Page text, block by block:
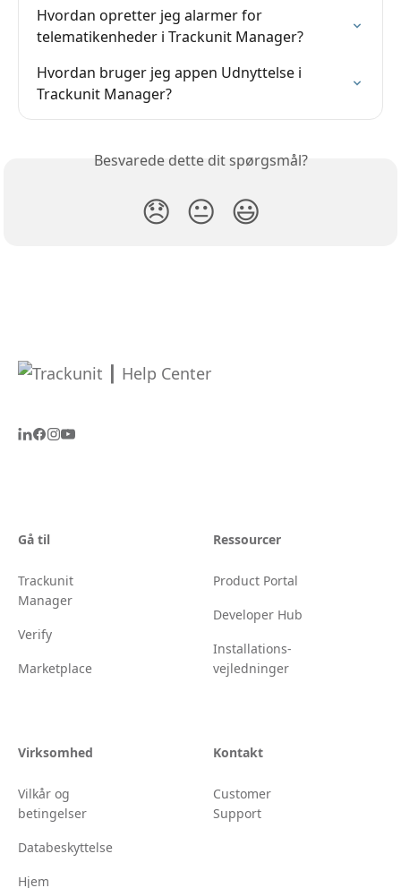
Hvordan opretter jeg alarmer for
telematikenheder i Trackunit Manager?
Hvordan bruger jeg appen Udnyttelse i
Trackunit Manager?
Besvarede dette dit spørgsmål?
😞 😐 😃
Gå til
Trackunit
Manager
Verify
Marketplace
Ressourcer
Product Portal
Developer Hub
Installations-
vejledninger
Virksomhed
Vilkår og
betingelser
Databeskyttelse
Hjem
Kontakt
Customer
Support